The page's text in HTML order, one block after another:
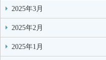
2025年3月
2025年2月
2025年1月